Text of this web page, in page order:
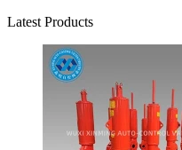
Latest Products